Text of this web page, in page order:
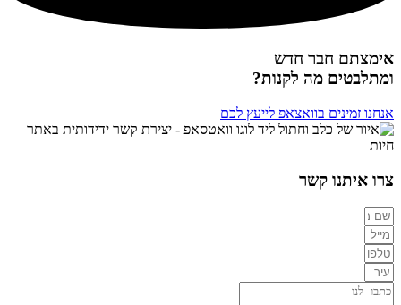
אימצתם חבר חדש
ומתלבטים מה לקנות?
אנחנו זמינים בוואצאפ לייעץ לכם
צרו איתנו קשר